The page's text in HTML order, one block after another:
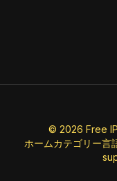
© 2026 Free
ホームカテゴリー言